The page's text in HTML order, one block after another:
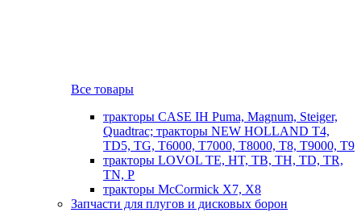
Все товары
тракторы CASE IH Puma, Magnum, Steiger,
Quadtrac; тракторы NEW HOLLAND T4,
TD5, TG, T6000, T7000, T8000, T8, T9000, T9
тракторы LOVOL TE, HT, TB, TH, TD, TR,
TN, P
тракторы McCormick X7, X8
Запчасти для плугов и дисковых борон